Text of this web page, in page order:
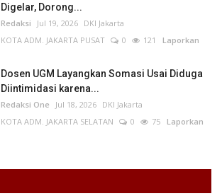
Digelar, Dorong...
Redaksi Jul 19, 2026 DKI Jakarta
KOTA ADM. JAKARTA PUSAT
0 121 Laporkan
Dosen UGM Layangkan Somasi Usai Diduga
Diintimidasi karena...
Redaksi One Jul 18, 2026 DKI Jakarta
KOTA ADM. JAKARTA SELATAN
0 75 Laporkan